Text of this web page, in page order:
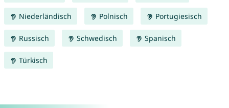
Niederländisch Polnisch Portugiesisch
Russisch Schwedisch Spanisch
Türkisch